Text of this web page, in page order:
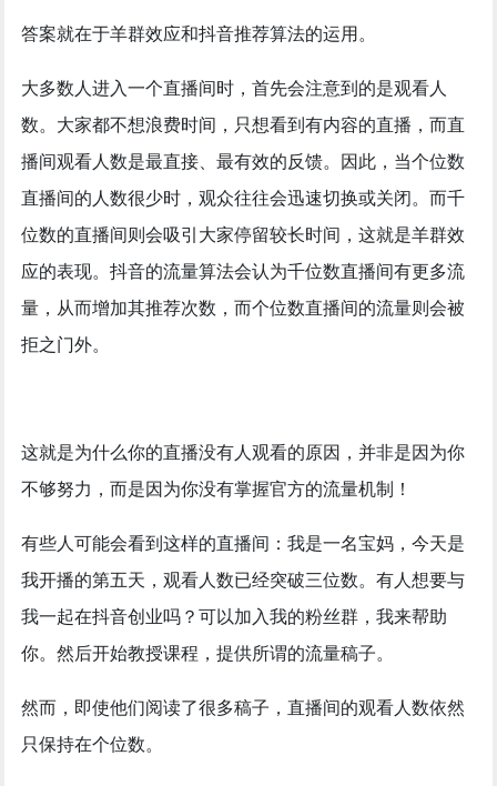
答案就在于羊群效应和抖音推荐算法的运用。
大多数人进入一个直播间时，首先会注意到的是观看人
数。大家都不想浪费时间，只想看到有内容的直播，而直
播间观看人数是最直接、最有效的反馈。因此，当个位数
直播间的人数很少时，观众往往会迅速切换或关闭。而千
位数的直播间则会吸引大家停留较长时间，这就是羊群效
应的表现。抖音的流量算法会认为千位数直播间有更多流
量，从而增加其推荐次数，而个位数直播间的流量则会被
拒之门外。
这就是为什么你的直播没有人观看的原因，并非是因为你
不够努力，而是因为你没有掌握官方的流量机制！
有些人可能会看到这样的直播间：我是一名宝妈，今天是
我开播的第五天，观看人数已经突破三位数。有人想要与
我一起在抖音创业吗？可以加入我的粉丝群，我来帮助
你。然后开始教授课程，提供所谓的流量稿子。
然而，即使他们阅读了很多稿子，直播间的观看人数依然
只保持在个位数。